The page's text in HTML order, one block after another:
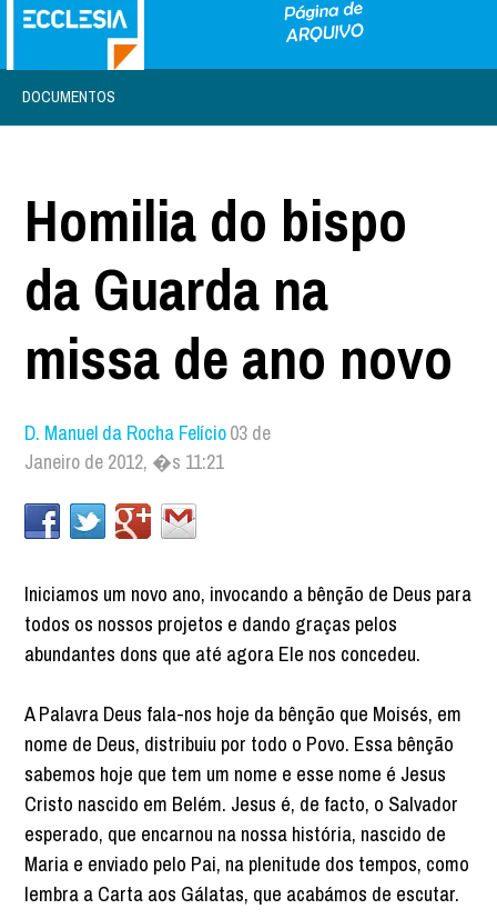
DOCUMENTOS
Homilia do bispo
da Guarda na
missa de ano novo
D. Manuel da Rocha Felício03 de
Janeiro de 2012, �s 11:21
Iniciamos um novo ano, invocando a bênção de Deus para
todos os nossos projetos e dando graças pelos
abundantes dons que até agora Ele nos concedeu.
A Palavra Deus fala-nos hoje da bênção que Moisés, em
nome de Deus, distribuiu por todo o Povo. Essa bênção
sabemos hoje que tem um nome e esse nome é Jesus
Cristo nascido em Belém. Jesus é, de facto, o Salvador
esperado, que encarnou na nossa história, nascido de
Maria e enviado pelo Pai, na plenitude dos tempos, como
lembra a Carta aos Gálatas, que acabámos de escutar.